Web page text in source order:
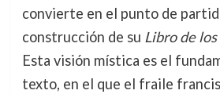
convierte en el punto de
construcción de su Libro de
Esta visión mística es el
texto, en el que el fraile